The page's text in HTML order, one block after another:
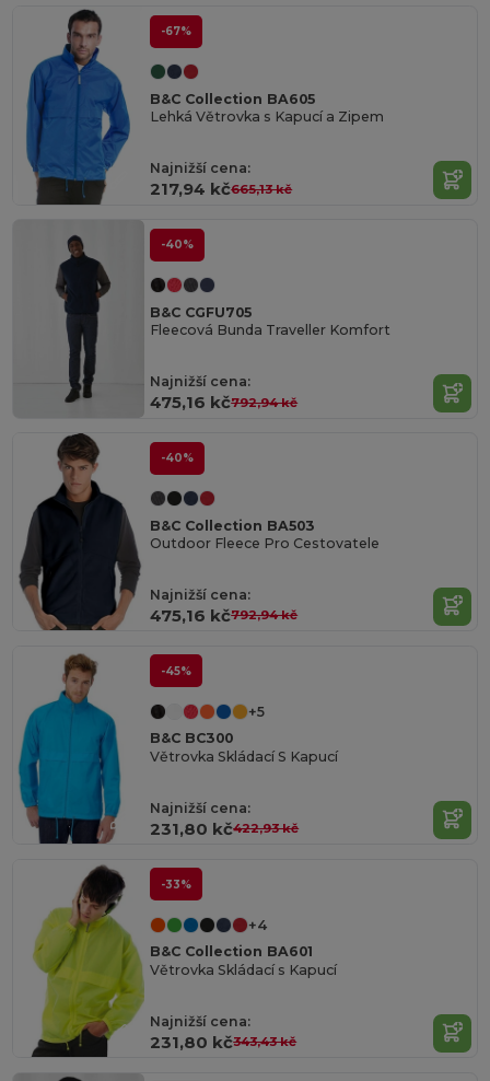
-67%
B&C Collection BA605
Lehká Větrovka s Kapucí a Zipem
Najnižší cena:
217,94 kč665,13 kč
-40%
B&C CGFU705
Fleecová Bunda Traveller Komfort
Najnižší cena:
475,16 kč792,94 kč
-40%
B&C Collection BA503
Outdoor Fleece Pro Cestovatele
Najnižší cena:
475,16 kč792,94 kč
-45%
+5
B&C BC300
Větrovka Skládací S Kapucí
Najnižší cena:
231,80 kč422,93 kč
-33%
+4
B&C Collection BA601
Větrovka Skládací s Kapucí
Najnižší cena:
231,80 kč343,43 kč